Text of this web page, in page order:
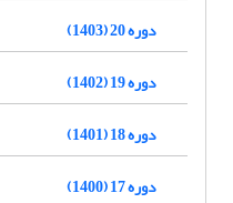
دوره 20 (1403)
دوره 19 (1402)
دوره 18 (1401)
دوره 17 (1400)